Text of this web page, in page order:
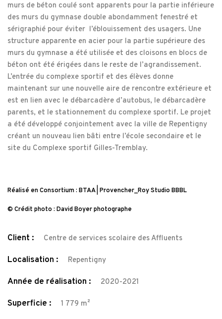
murs de béton coulé sont apparents pour la partie inférieure
des murs du gymnase double abondamment fenestré et
sérigraphié pour éviter l’éblouissement des usagers. Une
structure apparente en acier pour la partie supérieure des
murs du gymnase a été utilisée et des cloisons en blocs de
béton ont été érigées dans le reste de l’agrandissement.
L’entrée du complexe sportif et des élèves donne
maintenant sur une nouvelle aire de rencontre extérieure et
est en lien avec le débarcadère d’autobus, le débarcadère
parents, et le stationnement du complexe sportif. Le projet
a été développé conjointement avec la ville de Repentigny
créant un nouveau lien bâti entre l’école secondaire et le
site du Complexe sportif Gilles-Tremblay.
Réalisé en Consortium : BTAA | Provencher_Roy Studio BBBL
© Crédit photo : David Boyer photographe
Client : Centre de services scolaire des Affluents
Localisation : Repentigny
Année de réalisation : 2020-2021
Superficie : 1 779 m²